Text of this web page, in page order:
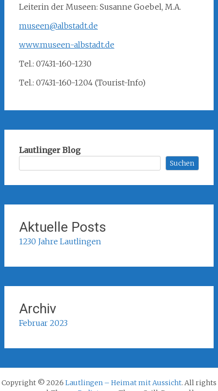
Leiterin der Museen: Susanne Goebel, M.A.
museen@albstadt.de
www.museen-albstadt.de
Tel.: 07431-160-1230
Tel.: 07431-160-1204 (Tourist-Info)
Lautlinger Blog
Suchen
Aktuelle Posts
1230 Jahre Lautlingen
Archiv
Februar 2023
Copyright © 2026 Lautlingen – Heimat mit Aussicht. All rights